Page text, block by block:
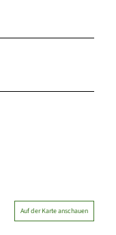
Auf der Karte anschauen